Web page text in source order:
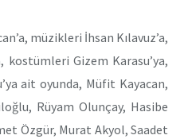
müzikleri İhsan Kılavuz’a,
kostümleri Gizem Karasu’ya,
ait oyunda, Müfit Kayacan,
Rüyam Olunçay, Hasibe
Özgür, Murat Akyol, Saadet